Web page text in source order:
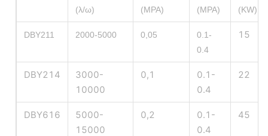
(λ/ω)
(MPA)
(MPA)
(KW)
DBY211 2000-5000 0,05
0.1-
0.4
15
DBY214
3000-
10000
0,1
0.1-
0.4
22
DBY616
5000-
15000
0,2
0.1-
0.4
45